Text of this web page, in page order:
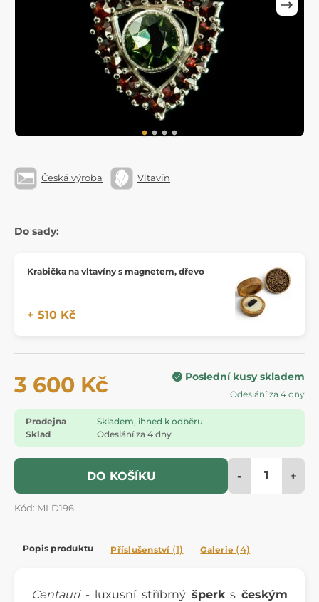
Česká výroba Vltavín
Do sady:
Krabička na vltavíny s magnetem, dřevo
+ 510 Kč
3 600 Kč Poslední kusy skladem
Odeslání za 4 dny
Prodejna
Skladem, ihned k odběru
Sklad
Odeslání za 4 dny
DO KOŠÍKU - +
Kód: MLD196
Popis produktu Příslušenství (1) Galerie (4)
Centauri- luxusní stříbrný šperksčeským